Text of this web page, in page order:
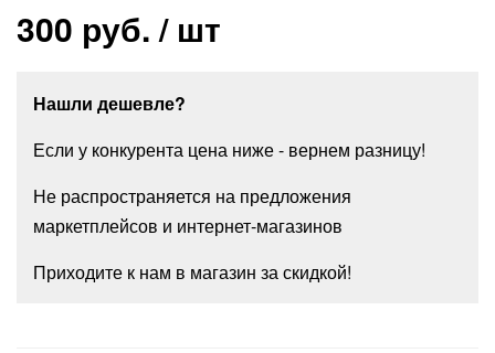
300 руб./ шт
Нашли дешевле?
Если у конкурента цена ниже - вернем разницу!
Не распространяется на предложения
маркетплейсов и интернет-магазинов
Приходите к нам в магазин за скидкой!